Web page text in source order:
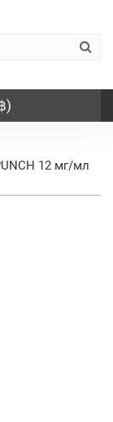
)
12 мг/мл